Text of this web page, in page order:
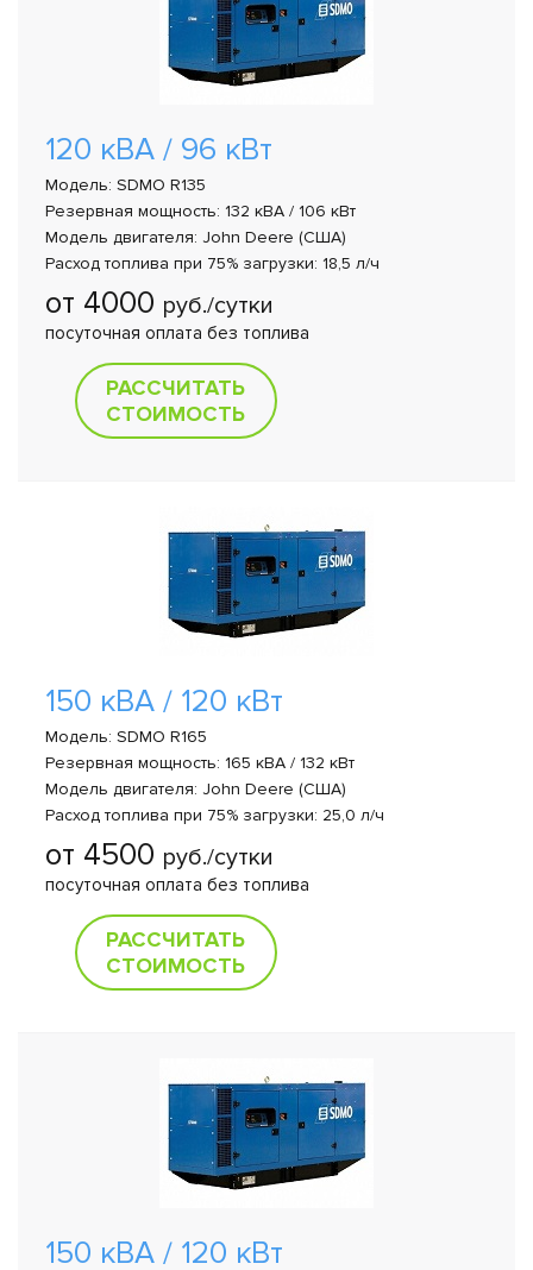
120 кВА / 96 кВт
Модель: SDMO R135
Резервная мощность: 132 кВА / 106 кВт
Модель двигателя: John Deere (США)
Расход топлива при 75% загрузки: 18,5 л/ч
от 4000 руб./сутки
посуточная оплата без топлива
РАССЧИТАТЬ
СТОИМОСТЬ
150 кВА / 120 кВт
Модель: SDMO R165
Резервная мощность: 165 кВА / 132 кВт
Модель двигателя: John Deere (США)
Расход топлива при 75% загрузки: 25,0 л/ч
от 4500 руб./сутки
посуточная оплата без топлива
РАССЧИТАТЬ
СТОИМОСТЬ
150 кВА / 120 кВт